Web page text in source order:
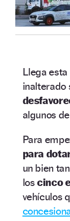
Llega
inalterado
algunos
Para
para
un bien
loscinco
vehículos